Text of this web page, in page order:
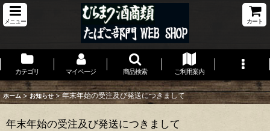
メニュー カート
カテゴリ マイページ 商品検索 ご利用案内
ホーム > お知らせ > 年末年始の受注及び発送につきまして
年末年始の受注及び発送につきまして